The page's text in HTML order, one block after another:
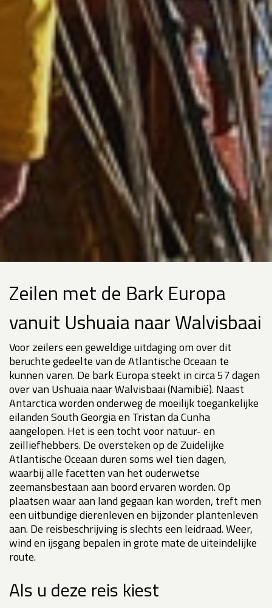
Zeilen met de Bark Europa
vanuit Ushuaia naar Walvisbaai
Voor zeilers een geweldige uitdaging om over dit
beruchte gedeelte van de Atlantische Oceaan te
kunnen varen. De bark Europa steekt in circa 57 dagen
over van Ushuaia naar Walvisbaai (Namibië). Naast
Antarctica worden onderweg de moeilijk toegankelijke
eilanden South Georgia en Tristan da Cunha
aangelopen. Het is een tocht voor natuur- en
zeilliefhebbers. De oversteken op de Zuidelijke
Atlantische Oceaan duren soms wel tien dagen,
waarbij alle facetten van het ouderwetse
zeemansbestaan aan boord ervaren worden. Op
plaatsen waar aan land gegaan kan worden, treft men
een uitbundige dierenleven en bijzonder plantenleven
aan. De reisbeschrijving is slechts een leidraad. Weer,
wind en ijsgang bepalen in grote mate de uiteindelijke
route.
Als u deze reis kiest